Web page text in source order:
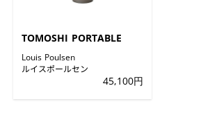
TOMOSHI PORTABLE
Louis Poulsen
ルイスポールセン
45,100円